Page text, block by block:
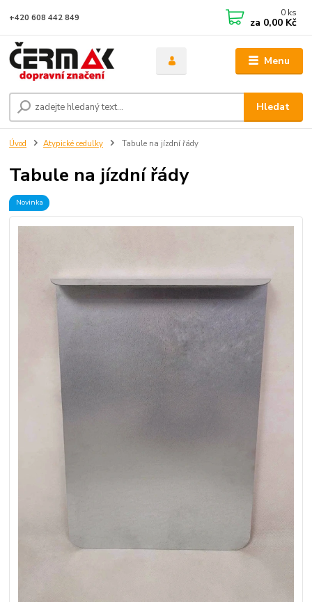
Menu
Hledat
+420 608 442 849 0 ks
za 0,00 Kč
Úvod Atypické cedulky Tabule na jízdní řády
Tabule na jízdní řády
Novinka